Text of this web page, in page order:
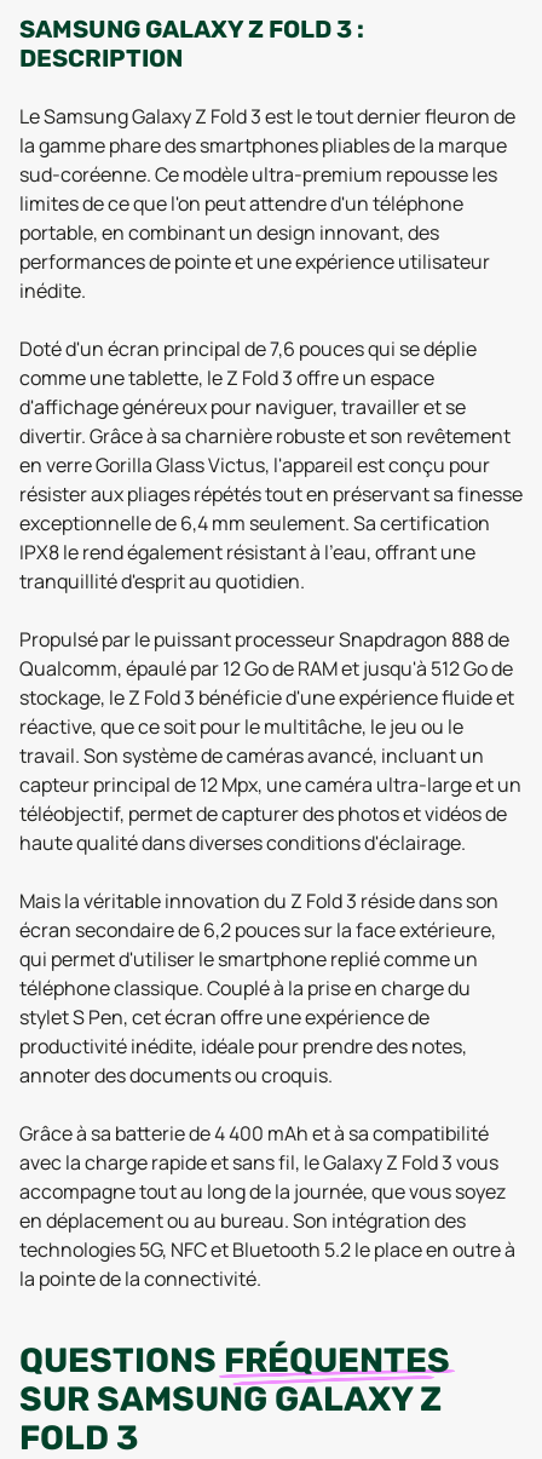
SAMSUNG GALAXY Z FOLD 3 :
DESCRIPTION
Le Samsung Galaxy Z Fold 3 est le tout dernier fleuron de
la gamme phare des smartphones pliables de la marque
sud-coréenne. Ce modèle ultra-premium repousse les
limites de ce que l'on peut attendre d'un téléphone
portable, en combinant un design innovant, des
performances de pointe et une expérience utilisateur
inédite.
Doté d'un écran principal de 7,6 pouces qui se déplie
comme une tablette, le Z Fold 3 offre un espace
d'affichage généreux pour naviguer, travailler et se
divertir. Grâce à sa charnière robuste et son revêtement
en verre Gorilla Glass Victus, l'appareil est conçu pour
résister aux pliages répétés tout en préservant sa finesse
exceptionnelle de 6,4 mm seulement. Sa certification
IPX8 le rend également résistant à l'eau, offrant une
tranquillité d'esprit au quotidien.
Propulsé par le puissant processeur Snapdragon 888 de
Qualcomm, épaulé par 12 Go de RAM et jusqu'à 512 Go de
stockage, le Z Fold 3 bénéficie d'une expérience fluide et
réactive, que ce soit pour le multitâche, le jeu ou le
travail. Son système de caméras avancé, incluant un
capteur principal de 12 Mpx, une caméra ultra-large et un
téléobjectif, permet de capturer des photos et vidéos de
haute qualité dans diverses conditions d'éclairage.
Mais la véritable innovation du Z Fold 3 réside dans son
écran secondaire de 6,2 pouces sur la face extérieure,
qui permet d'utiliser le smartphone replié comme un
téléphone classique. Couplé à la prise en charge du
stylet S Pen, cet écran offre une expérience de
productivité inédite, idéale pour prendre des notes,
annoter des documents ou croquis.
Grâce à sa batterie de 4 400 mAh et à sa compatibilité
avec la charge rapide et sans fil, le Galaxy Z Fold 3 vous
accompagne tout au long de la journée, que vous soyez
en déplacement ou au bureau. Son intégration des
technologies 5G, NFC et Bluetooth 5.2 le place en outre à
la pointe de la connectivité.
QUESTIONS FRÉQUENTES
SURSAMSUNG GALAXY Z
FOLD 3